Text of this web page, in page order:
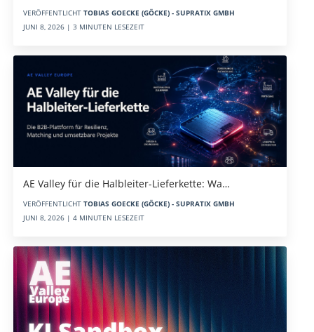
VERÖFFENTLICHT TOBIAS GOECKE (GÖCKE) - SUPRATIX GMBH
JUNI 8, 2026 | 3 MINUTEN LESEZEIT
AE Valley für die Halbleiter-Lieferkette: Wa…
VERÖFFENTLICHT TOBIAS GOECKE (GÖCKE) - SUPRATIX GMBH
JUNI 8, 2026 | 4 MINUTEN LESEZEIT